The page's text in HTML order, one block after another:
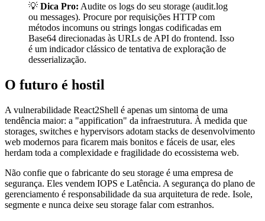
💡 Dica Pro: Audite os logs do seu storage (audit.log
ou messages). Procure por requisições HTTP com
métodos incomuns ou strings longas codificadas em
Base64 direcionadas às URLs de API do frontend. Isso
é um indicador clássico de tentativa de exploração de
desserialização.
O futuro é hostil
A vulnerabilidade React2Shell é apenas um sintoma de uma
tendência maior: a "appification" da infraestrutura. À medida que
storages, switches e hypervisors adotam stacks de desenvolvimento
web modernos para ficarem mais bonitos e fáceis de usar, eles
herdam toda a complexidade e fragilidade do ecossistema web.
Não confie que o fabricante do seu storage é uma empresa de
segurança. Eles vendem IOPS e Latência. A segurança do plano de
gerenciamento é responsabilidade da sua arquitetura de rede. Isole,
segmente e nunca deixe seu storage falar com estranhos.